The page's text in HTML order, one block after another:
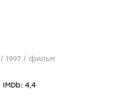
Dead Men Can't Dance / 1997 / фильм
IMDb: 4,4